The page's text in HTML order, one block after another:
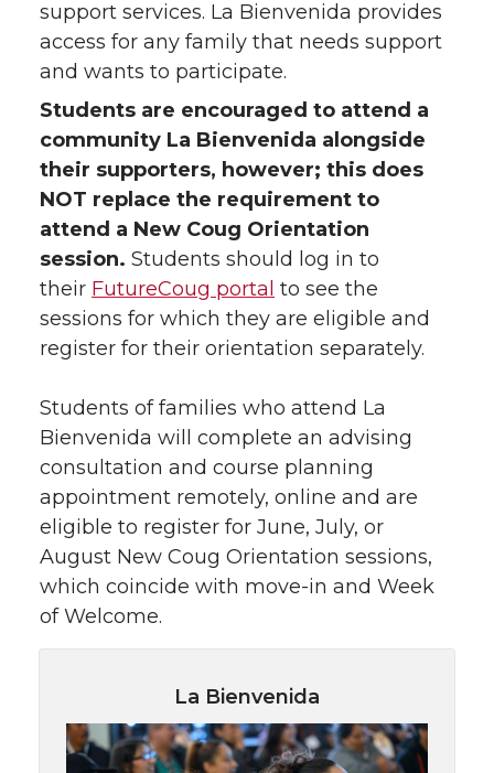
support services. La Bienvenida provides
access for any family that needs support
and wants to participate.
Students are encouraged to attend a
community La Bienvenida alongside
their supporters, however; this does
NOT replace the requirement to
attend a New Coug Orientation
session. Students should log in to
their FutureCoug portal to see the
sessions for which they are eligible and
register for their orientation separately.
Students of families who attend La
Bienvenida will complete an advising
consultation and course planning
appointment remotely, online and are
eligible to register for June, July, or
August New Coug Orientation sessions,
which coincide with move-in and Week
of Welcome.
La Bienvenida